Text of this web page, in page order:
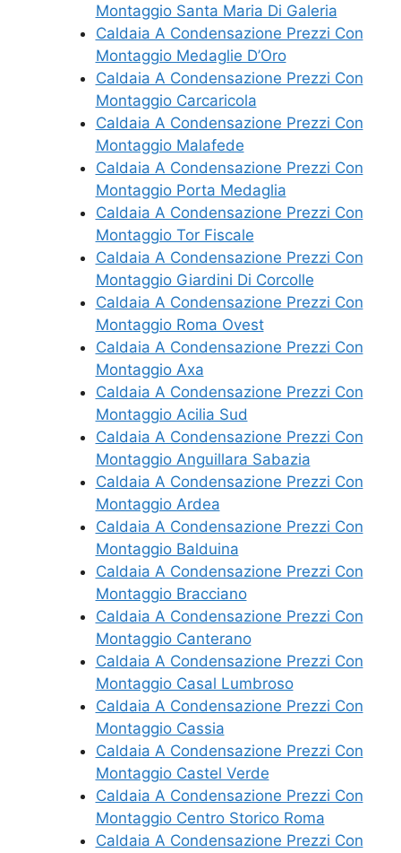
Montaggio Santa Maria Di Galeria
Caldaia A Condensazione Prezzi Con
Montaggio Medaglie D’Oro
Caldaia A Condensazione Prezzi Con
Montaggio Carcaricola
Caldaia A Condensazione Prezzi Con
Montaggio Malafede
Caldaia A Condensazione Prezzi Con
Montaggio Porta Medaglia
Caldaia A Condensazione Prezzi Con
Montaggio Tor Fiscale
Caldaia A Condensazione Prezzi Con
Montaggio Giardini Di Corcolle
Caldaia A Condensazione Prezzi Con
Montaggio Roma Ovest
Caldaia A Condensazione Prezzi Con
Montaggio Axa
Caldaia A Condensazione Prezzi Con
Montaggio Acilia Sud
Caldaia A Condensazione Prezzi Con
Montaggio Anguillara Sabazia
Caldaia A Condensazione Prezzi Con
Montaggio Ardea
Caldaia A Condensazione Prezzi Con
Montaggio Balduina
Caldaia A Condensazione Prezzi Con
Montaggio Bracciano
Caldaia A Condensazione Prezzi Con
Montaggio Canterano
Caldaia A Condensazione Prezzi Con
Montaggio Casal Lumbroso
Caldaia A Condensazione Prezzi Con
Montaggio Cassia
Caldaia A Condensazione Prezzi Con
Montaggio Castel Verde
Caldaia A Condensazione Prezzi Con
Montaggio Centro Storico Roma
Caldaia A Condensazione Prezzi Con